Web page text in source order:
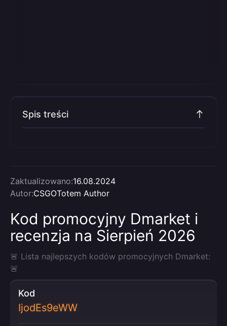
Zaktualizowano:16.08.2024
Autor:CSGOTotem Author
Kod promocyjny Dmarket i
recenzja na Sierpień 2026
🚨 Lista najlepszych kodów promocyjnych Dmarket:
🚨
Kod
IjodEs9eWW
Spis treści